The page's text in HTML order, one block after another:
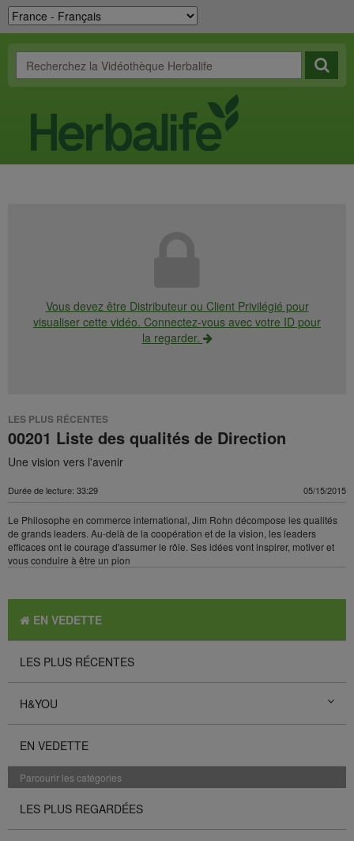
Vous devez être Distributeur ou Client Privilégié pour
visualiser cette vidéo. Connectez-vous avec votre ID pour
la regarder.
LES PLUS RÉCENTES
00201 Liste des qualités de Direction
Une vision vers l'avenir
Durée de lecture: 33:29 05/15/2015
Le Philosophe en commerce international, Jim Rohn décompose les qualités
de grands leaders. Au-delà de la coopération et de la vision, les leaders
efficaces ont le courage d'assumer le rôle. Ses idées vont inspirer, motiver et
vous conduire à être un pion
EN VEDETTE
LES PLUS RÉCENTES
H&YOU
EN VEDETTE
Parcourir les catégories
LES PLUS REGARDÉES